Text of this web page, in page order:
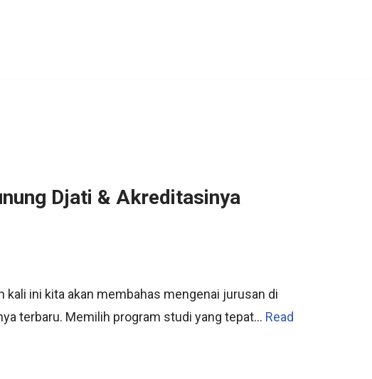
Djati & Akreditasinya
kali ini kita akan membahas mengenai jurusan di
terbaru. Memilih program studi yang tepat… Read